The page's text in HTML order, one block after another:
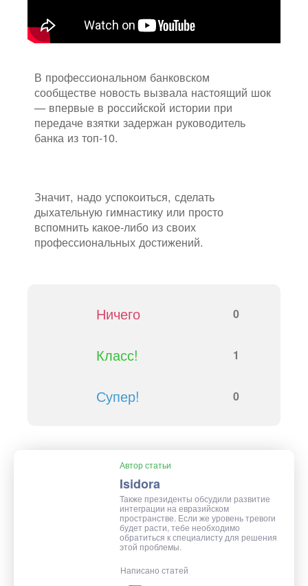
В профессиональном банковском
сообществе новость вызвала настоящий шок
— впервые в российской истории при
передаче взятки задержан руководитель
банка из топ-10.
Значит, надо успокоиться, сделать
дыхательную гимнастику или просто
вспомнить какое-либо из своих
профессиональных достижений.
Ничего 0
Класс! 1
Супер! 0
Автор статьи
Isidora
Также президенты обсудили развитие
интеграции на евразийском
пространстве. Если же уровень тревоги
будет расти, тебе необходимо
обратиться к специалисту для решения
этой проблемы.
Написано статей